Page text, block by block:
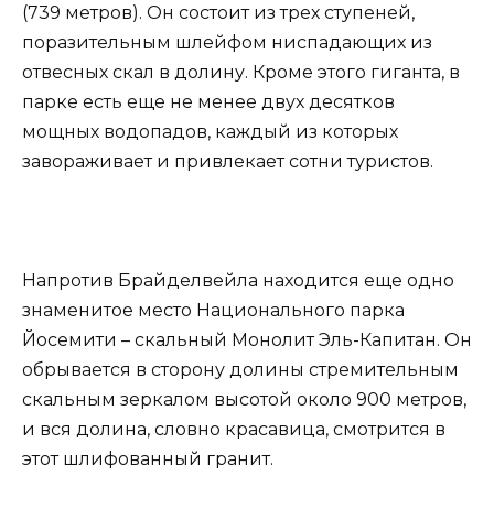
(739 метров). Он состоит из трех ступеней,
поразительным шлейфом ниспадающих из
отвесных скал в долину. Кроме этого гиганта, в
парке есть еще не менее двух десятков
мощных водопадов, каждый из которых
завораживает и привлекает сотни туристов.
Напротив Брайделвейла находится еще одно
знаменитое место Национального парка
Йосемити – скальный Монолит Эль-Капитан. Он
обрывается в сторону долины стремительным
скальным зеркалом высотой около 900 метров,
и вся долина, словно красавица, смотрится в
этот шлифованный гранит.